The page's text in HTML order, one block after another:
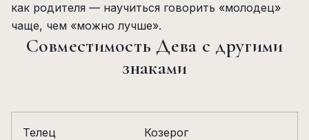
как родителя — научиться говорить «молодец»
чаще, чем «можно лучше».
Совместимость Дева с другими
знаками
Телец
Козерог